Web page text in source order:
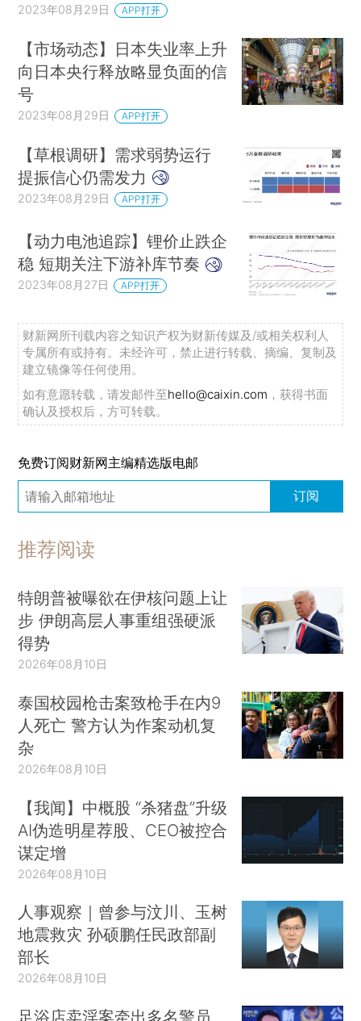
2023年08月29日 APP打开
【市场动态】日本失业率上升
向日本央行释放略显负面的信
号
2023年08月29日 APP打开
【草根调研】需求弱势运行
提振信心仍需发力
2023年08月29日 APP打开
【动力电池追踪】锂价止跌企
稳 短期关注下游补库节奏
2023年08月27日 APP打开
财新网所刊载内容之知识产权为财新传媒及/或相关权利人
专属所有或持有。未经许可，禁止进行转载、摘编、复制及
建立镜像等任何使用。
如有意愿转载，请发邮件至hello@caixin.com ，获得书面
确认及授权后，方可转载。
免费订阅财新网主编精选版电邮
订阅
推荐阅读
特朗普被曝欲在伊核问题上让
步 伊朗高层人事重组强硬派
得势
2026年08月10日
泰国校园枪击案致枪手在内9
人死亡 警方认为作案动机复
杂
2026年08月10日
【我闻】中概股 “杀猪盘”升级
AI伪造明星荐股、CEO被控合
谋定增
2026年08月10日
人事观察｜曾参与汶川、玉树
地震救灾 孙硕鹏任民政部副
部长
2026年08月10日
足浴店卖淫案牵出多名警员